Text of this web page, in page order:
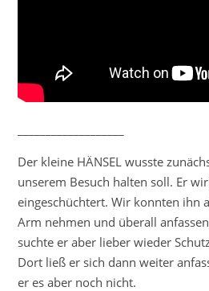
Der kleine HÄNSEL wusste
unserem Besuch halten soll. Er
eingeschüchtert. Wir konnten ihn
Arm nehmen und überall
suchte er aber lieber wieder
Dort ließ er sich dann weiter
er es aber noch nicht.